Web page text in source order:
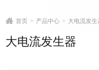
首页 > 产品中心 > 大电流发生
大电流发生器